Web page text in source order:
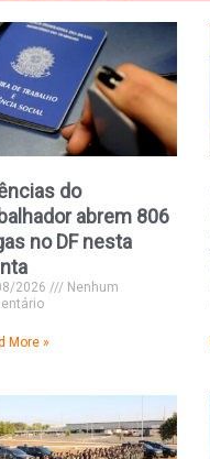
do
abrem 806
no DF nesta
2026
Nenhum
More »